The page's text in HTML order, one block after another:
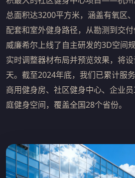
总面积达3200平方米，涵盖有氧区
配套和室外健身路径，从勘测到交付
威廉希尔上线了自主研发的3D空间
实时调整器材布局并预览效果，将
天。截至2024年底，我们已累计服
商用健身房、社区健身中心、企业
庭健身空间，覆盖全国28个省份。